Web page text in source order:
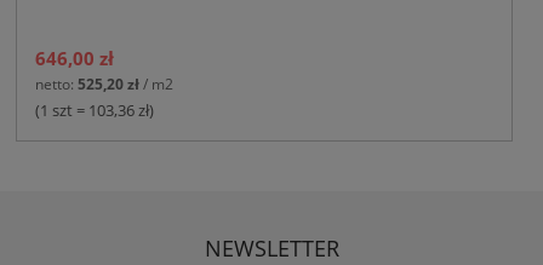
646,00 zł
netto: 525,20 zł/ m2
(1 szt = 103,36 zł)
NEWSLETTER